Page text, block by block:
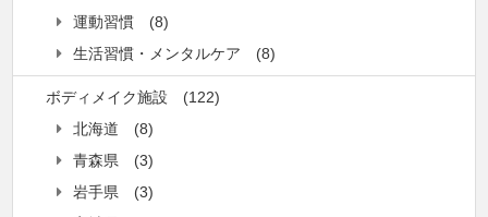
運動習慣
(8)
生活習慣・メンタルケア
(8)
ボディメイク施設
(122)
北海道
(8)
青森県
(3)
岩手県
(3)